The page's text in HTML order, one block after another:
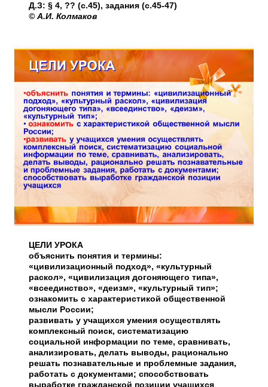
Д.З: § 4, ?? (с.45), задания (с.45-47)
© А.И. Колмаков
ЦЕЛИ УРОКА
объяснить понятия и термины:
«цивилизационный подход», «культурный
раскол», «цивилизация догоняющего типа»,
«всеединство», «деизм», «культурный тип»;
ознакомить с характеристикой общественной
мысли России;
развивать у учащихся умения осуществлять
комплексный поиск, систематизацию
социальной информации по теме, сравнивать,
анализировать, делать выводы, рационально
решать познавательные и проблемные задания,
работать с документами; способствовать
выработке гражданской позиции учащихся